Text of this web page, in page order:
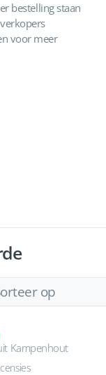
bestelling staan
voor meer
op
Kampenhout